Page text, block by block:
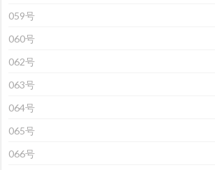
059号
060号
062号
063号
064号
065号
066号